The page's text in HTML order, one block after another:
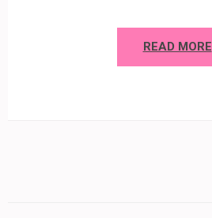
READ MORE